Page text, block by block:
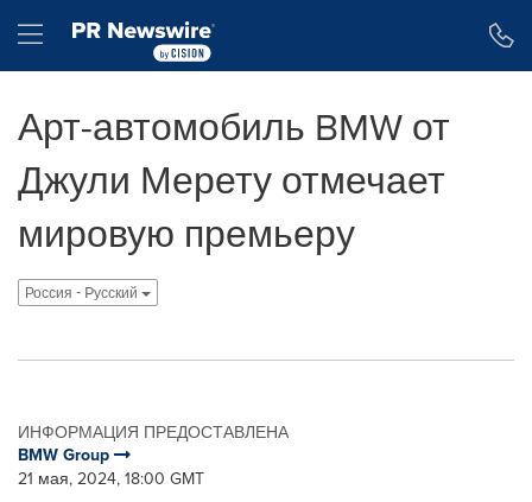
Hamburger menu
Арт-автомобиль BMW от
Джули Мерету отмечает
мировую премьеру
Россия - Pусский
ИНФОРМАЦИЯ ПРЕДОСТАВЛЕНА
BMW Group
21 мая, 2024, 18:00 GMT